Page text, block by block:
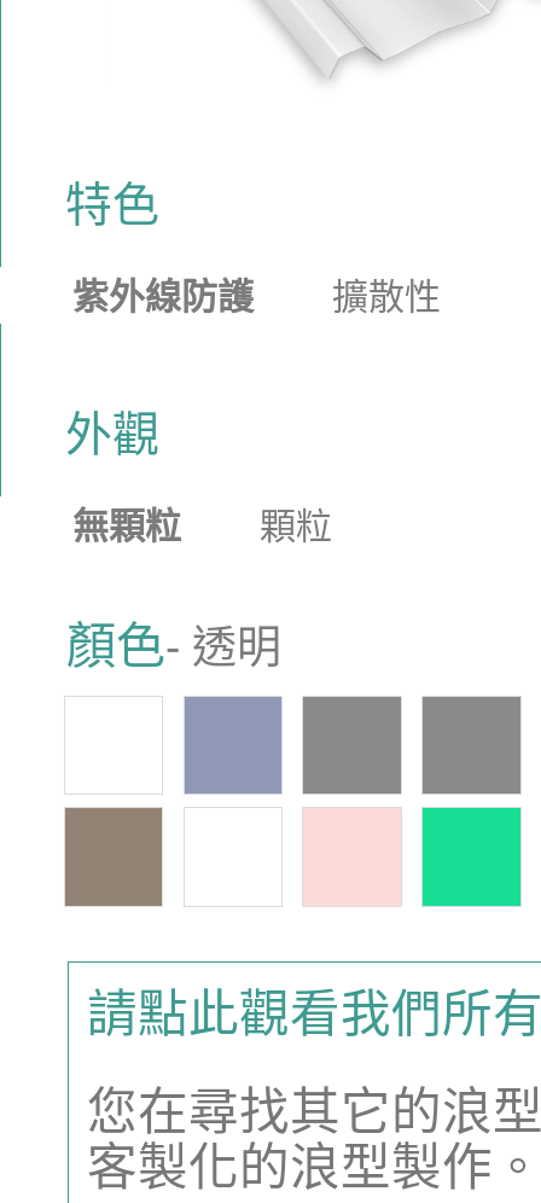
特色
紫外線防護 擴散性
外觀
無顆粒 顆粒
顏色- 透明
請點此觀看我們所
您在尋找其它的浪
客製化的浪型製作